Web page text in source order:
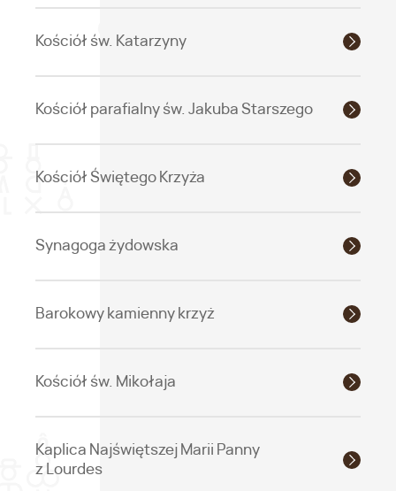
Kościół św. Katarzyny
Kościół parafialny św. Jakuba Starszego
Kościół Świętego Krzyża
Synagoga żydowska
Barokowy kamienny krzyż
Kościół św. Mikołaja
Kaplica Najświętszej Marii Panny
z Lourdes